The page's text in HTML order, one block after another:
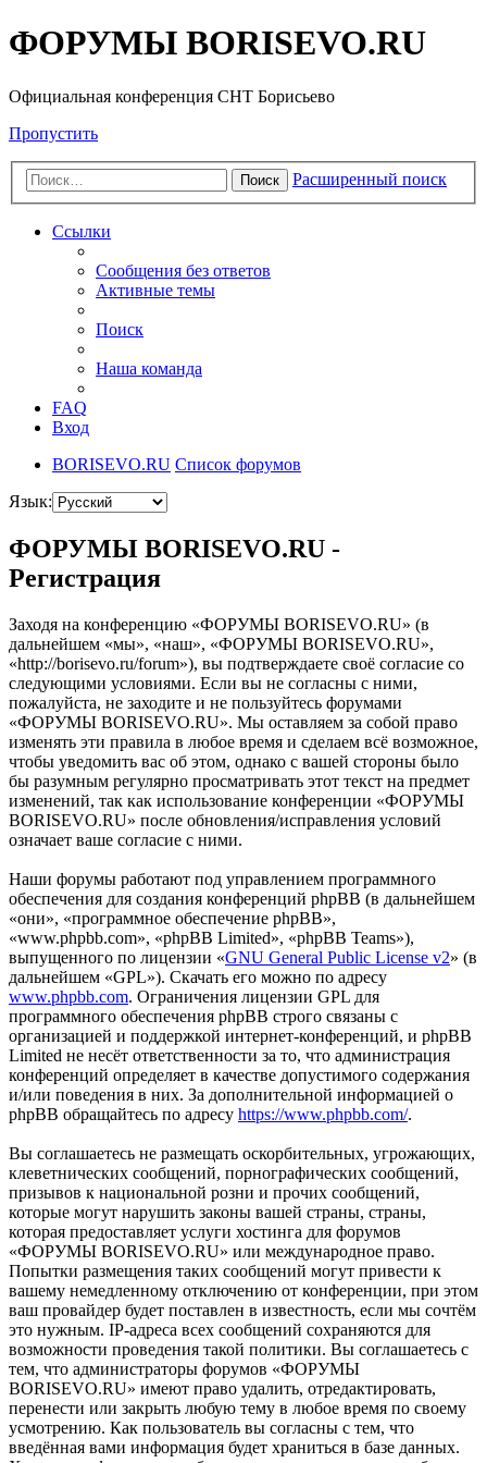
ФОРУМЫ BORISEVO.RU
Официальная конференция СНТ Борисьево
Пропустить
Поиск Расширенный поиск
Ссылки
Сообщения без ответов
Активные темы
Поиск
Наша команда
FAQ
Вход
BORISEVO.RU Список форумов
Язык:
ФОРУМЫ BORISEVO.RU -
Регистрация
Заходя на конференцию «ФОРУМЫ BORISEVO.RU» (в
дальнейшем «мы», «наш», «ФОРУМЫ BORISEVO.RU»,
«http://borisevo.ru/forum»), вы подтверждаете своё согласие со
следующими условиями. Если вы не согласны с ними,
пожалуйста, не заходите и не пользуйтесь форумами
«ФОРУМЫ BORISEVO.RU». Мы оставляем за собой право
изменять эти правила в любое время и сделаем всё возможное,
чтобы уведомить вас об этом, однако с вашей стороны было
бы разумным регулярно просматривать этот текст на предмет
изменений, так как использование конференции «ФОРУМЫ
BORISEVO.RU» после обновления/исправления условий
означает ваше согласие с ними.
Наши форумы работают под управлением программного
обеспечения для создания конференций phpBB (в дальнейшем
«они», «программное обеспечение phpBB»,
«www.phpbb.com», «phpBB Limited», «phpBB Teams»),
выпущенного по лицензии «GNU General Public License v2» (в
дальнейшем «GPL»). Скачать его можно по адресу
www.phpbb.com. Ограничения лицензии GPL для
программного обеспечения phpBB строго связаны с
организацией и поддержкой интернет-конференций, и phpBB
Limited не несёт ответственности за то, что администрация
конференций определяет в качестве допустимого содержания
и/или поведения в них. За дополнительной информацией о
phpBB обращайтесь по адресу https://www.phpbb.com/.
Вы соглашаетесь не размещать оскорбительных, угрожающих,
клеветнических сообщений, порнографических сообщений,
призывов к национальной розни и прочих сообщений,
которые могут нарушить законы вашей страны, страны,
которая предоставляет услуги хостинга для форумов
«ФОРУМЫ BORISEVO.RU» или международное право.
Попытки размещения таких сообщений могут привести к
вашему немедленному отключению от конференции, при этом
ваш провайдер будет поставлен в известность, если мы сочтём
это нужным. IP-адреса всех сообщений сохраняются для
возможности проведения такой политики. Вы соглашаетесь с
тем, что администраторы форумов «ФОРУМЫ
BORISEVO.RU» имеют право удалить, отредактировать,
перенести или закрыть любую тему в любое время по своему
усмотрению. Как пользователь вы согласны с тем, что
введённая вами информация будет храниться в базе данных.